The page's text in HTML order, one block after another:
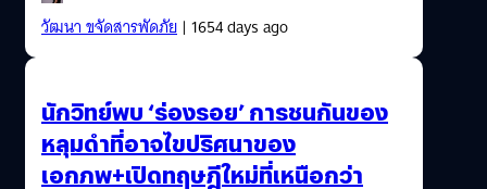
วัฒนา ขจัดสารพัดภัย| 1654 days ago
นักวิทย์พบ ‘ร่องรอย’ การชนกันของ
หลุมดำที่อาจไขปริศนาของ
เอกภพ+เปิดทฤษฎีใหม่ที่เหนือกว่า